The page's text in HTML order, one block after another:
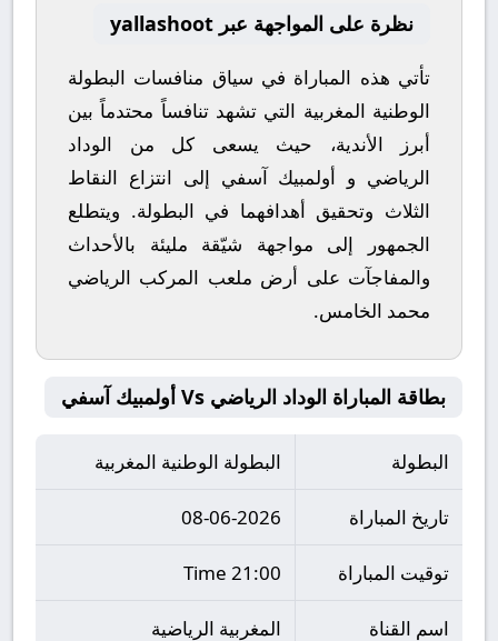
نظرة على المواجهة عبر yallashoot
تأتي هذه المباراة في سياق منافسات البطولة
الوطنية المغربية التي تشهد تنافساً محتدماً بين
أبرز الأندية، حيث يسعى كل من الوداد
الرياضي و أولمبيك آسفي إلى انتزاع النقاط
الثلاث وتحقيق أهدافهما في البطولة. ويتطلع
الجمهور إلى مواجهة شيّقة مليئة بالأحداث
والمفاجآت على أرض ملعب المركب الرياضي
محمد الخامس.
بطاقة المباراة الوداد الرياضي Vs أولمبيك آسفي
البطولة البطولة الوطنية المغربية
تاريخ المباراة 08-06-2026
توقيت المباراة 21:00 Time
اسم القناة المغربية الرياضية